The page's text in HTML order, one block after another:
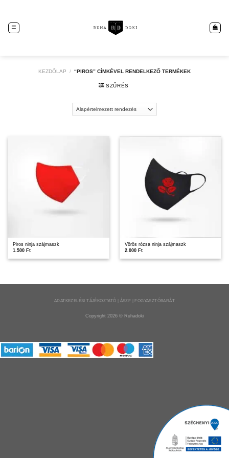
KEZDŐLAP / “PIROS” CÍMKÉVEL RENDELKEZŐ TERMÉKEK
SZŰRÉS
Piros ninja szájmaszk
1.500 Ft
Vörös rózsa ninja szájmaszk
2.000 Ft
ADATKEZELÉSI TÁJÉKOZTATÓ | ÁSZF | FOGYASZTÓBARÁT
Copyright 2026 © Ruhadoki